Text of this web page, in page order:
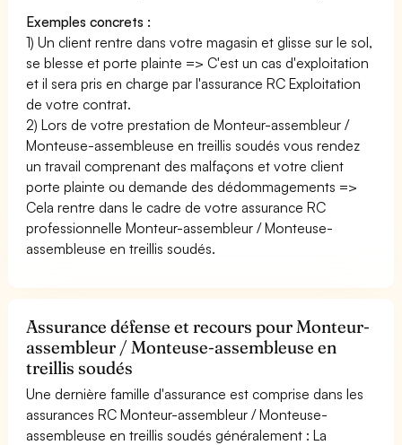
Exemples concrets :
1) Un client rentre dans votre magasin et glisse sur le sol,
se blesse et porte plainte => C'est un cas d'exploitation
et il sera pris en charge par l'assurance RC Exploitation
de votre contrat.
2) Lors de votre prestation de Monteur-assembleur /
Monteuse-assembleuse en treillis soudés vous rendez
un travail comprenant des malfaçons et votre client
porte plainte ou demande des dédommagements =>
Cela rentre dans le cadre de votre assurance RC
professionnelle Monteur-assembleur / Monteuse-
assembleuse en treillis soudés.
Assurance défense et recours pour Monteur-
assembleur / Monteuse-assembleuse en
treillis soudés
Une dernière famille d'assurance est comprise dans les
assurances RC Monteur-assembleur / Monteuse-
assembleuse en treillis soudés généralement : La